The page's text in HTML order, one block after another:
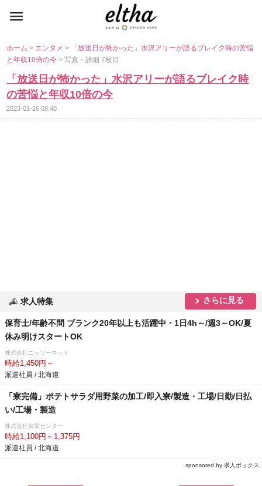
ホーム> エンタメ>
「放送日が怖かった」水沢アリーが語るブレイク時の苦悩
と年収10倍の今> 写真・詳細 7枚目
「放送日が怖かった」水沢アリーが語るブレイク時
の苦悩と年収10倍の今
2023-01-26 08:40
求人特集 さらに見る
保育士/年齢不問 ブランク20年以上も活躍中・1日4h～/週3～OK/夏
休み明けスタートOK
株式会社ニッソーネット
時給1,450円～
派遣社員 / 北海道
「寮完備」ポテトサラダ用野菜の加工/即入寮/製造・工場/日勤/日払
い/工場・製造
株式会社京栄センター
時給1,100円～1,375円
派遣社員 / 北海道
sponsored by 求人ボックス